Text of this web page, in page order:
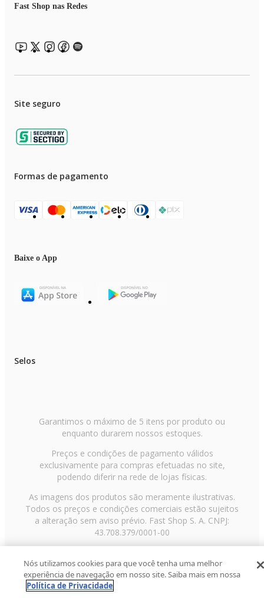
Fast Shop nas Redes
Site seguro
Formas de pagamento
Baixe o App
Selos
Garantimos o máximo de 5 itens por produto ou
enquanto durarem nossos estoques.
Preços e condições de pagamento válidos
exclusivamente para compras efetuadas no site,
podendo diferir na rede de lojas físicas.
As imagens dos produtos são meramente ilustrativas.
Todos os preços e condições comerciais estão sujeitos
a alteração sem aviso prévio. Fast Shop S. A. CNPJ:
43.708.379/0001-00
Paulo/SP, CEP 02029-001, Telefone: 11 3003-3728 ©
2013 Fast Shop - Todos os direitos reservadosRF
Nós utilizamos cookies para que você tenha uma melhor
experiência de navegação em nosso site. Saiba mais em nossa
Política de Privacidade